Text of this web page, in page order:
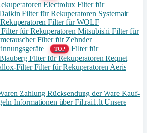
Electrolux Filter für
Filter für Rekuperatoren Systemair
Filter für WOLF
Filter für Rekuperatoren Mitsubishi Filter für
Filter für Zehnder
TOP
Filter für
Filter für Rekuperatoren Reqnet
FilterFilter für Rekuperatoren Aeris
Zahlung Rücksendung der Ware Kauf-
Informationen über Filtrai1.lt Unsere